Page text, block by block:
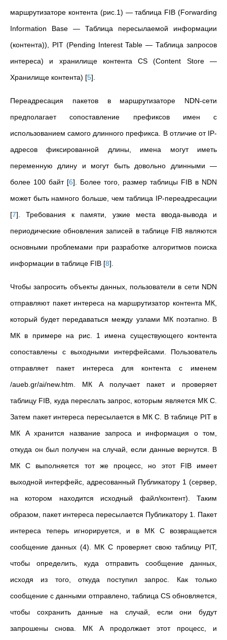
маршрутизаторе контента (рис.1) — таблица FIB (Forwarding
Information Base — Таблица пересылаемой информации
(контента)), PIT (Pending Interest Table — Таблица запросов
интереса) и хранилище контента CS (Content Store —
Хранилище контента) [5]
Переадресация пакетов в маршрутизаторе NDN-сети
предполагает сопоставление префиксов имен с
использованием самого длинного префикса. В отличие от IP-
адресов фиксированной длины, имена могут иметь
переменную длину и могут быть довольно длинными —
более 100 байт [6] . Более того, размер таблицы FIB в NDN
может быть намного больше, чем таблица IP-переадресации
[7] . Требования к памяти, узкие места ввода-вывода и
периодические обновления записей в таблице FIB являются
основными проблемами при разработке алгоритмов поиска
информации в таблице FIB [8]
Чтобы запросить объекты данных, пользователи в сети NDN
отправляют пакет интереса на маршрутизатор контента МК,
который будет передаваться между узлами МК поэтапно. В
МК в примере на рис. 1 имена существующего контента
сопоставлены с выходными интерфейсами. Пользователь
отправляет пакет интереса для контента с именем
/aueb.gr/ai/new.htm. МК A получает пакет и проверяет
таблицу FIB, куда переслать запрос, которым является МК C.
Затем пакет интереса пересылается в МК C. В таблице PIT в
МК A хранится название запроса и информация о том,
откуда он был получен на случай, если данные вернутся. В
МК C выполняется тот же процесс, но этот FIB имеет
выходной интерфейс, адресованный Публикатору 1 (сервер,
на котором находится исходный файл/контент). Таким
образом, пакет интереса пересылается Публикатору 1. Пакет
интереса теперь игнорируется, и в МК C возвращается
сообщение данных (4). МК C проверяет свою таблицу PIT,
чтобы определить, куда отправить сообщение данных,
исходя из того, откуда поступил запрос. Как только
сообщение с данными отправлено, таблица CS обновляется,
чтобы сохранить данные на случай, если они будут
запрошены снова. МК A продолжает этот процесс, и